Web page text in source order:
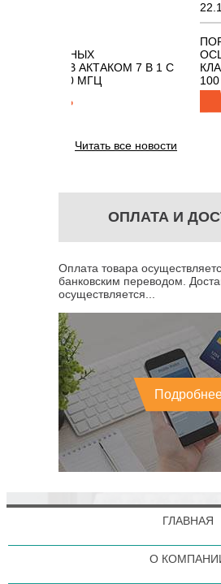
АКТАКОМ 7 В 1 С
22.11.2021
КЛАССА
Читать все новости
ОПЛАТА И
Оплата товара
банковским переводом.
осуществляется...
ГЛАВНАЯ
О